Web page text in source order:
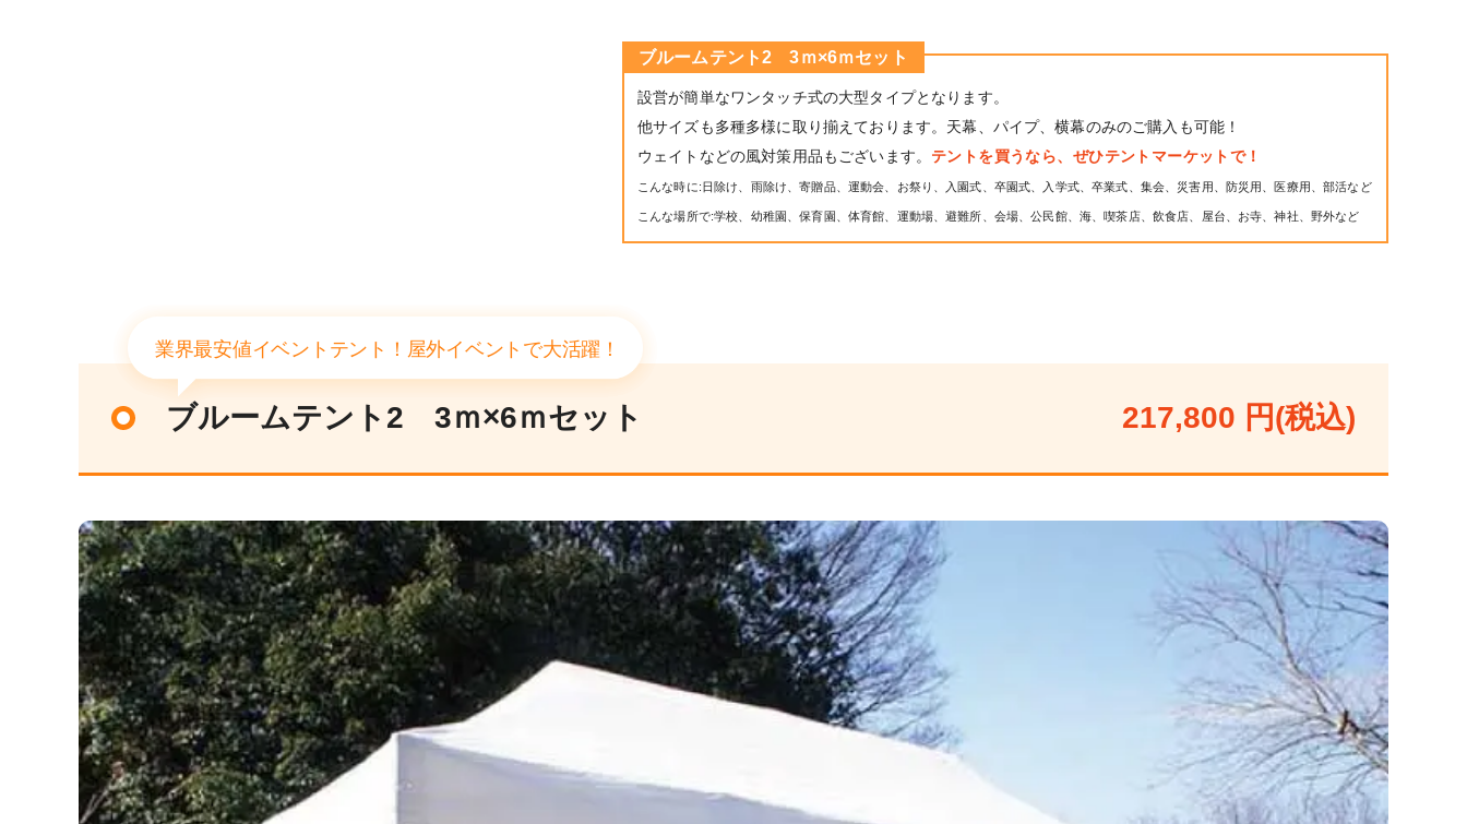
ブルームテント2 3ｍ×6ｍセット
設営が簡単なワンタッチ式の大型タイプとなります。
他サイズも多種多様に取り揃えております。天幕、パイプ、横幕のみのご購入も可能！
ウェイトなどの風対策用品もございます。 テントを買うなら、ぜひテントマーケットで！
こんな時に:日除け、雨除け、寄贈品、運動会、お祭り、入園式、卒園式、入学式、卒業式、集会、災害用、防災用、医療用、部活など
こんな場所で:学校、幼稚園、保育園、体育館、運動場、避難所、会場、公民館、海、喫茶店、飲食店、屋台、お寺、神社、野外など
業界最安値イベントテント！屋外イベントで大活躍！
ブルームテント2 3ｍ×6ｍセット 217,800 円(税込)